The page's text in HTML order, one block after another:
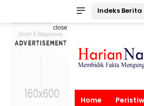
Indeks Berita
close
Home